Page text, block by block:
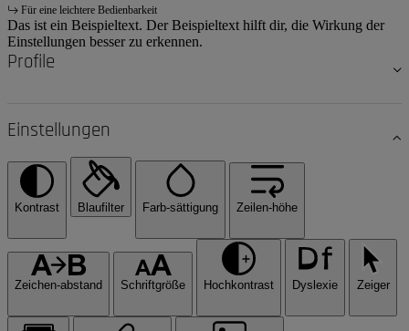
Für eine leichtere Bedienbarkeit
Das ist ein Beispieltext. Der Beispieltext hilft dir, die Wirkung der
Einstellungen besser zu erkennen.
Profile
Einstellungen
Kontrast Blaufilter Farb-sättigung Zeilen-höhe
Zeichen-abstand Schriftgröße Hochkontrast Dyslexie Zeiger